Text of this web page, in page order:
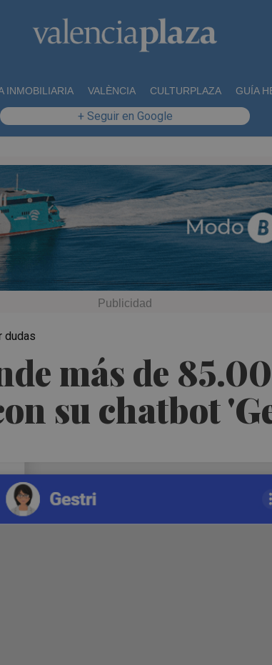
INMOBILIARIA VALÈNCIA CULTURPLAZA GUÍA
+ Seguir en Google
más de
su chatbot
dudas